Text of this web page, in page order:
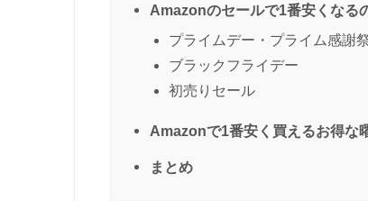
Amazonのセールで1番安くなる
プライムデー・プライム感謝
ブラックフライデー
初売りセール
Amazonで1番安く買えるお得な
まとめ